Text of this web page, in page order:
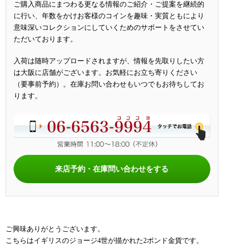
ご購入商品にまつわる更なる情報のご紹介・ご提案を継続的
に行い、年数をかけお客様のコインを趣味・実質ともにより
意味深いコレクションにしていくためのサポートをさせてい
ただいております。
入荷は随時アップロードされますが、情報を先取りしたい方
は大阪に店舗がございます。お気軽にお立ち寄りください
（要事前予約）。在庫お問い合わせもいつでもお待ちしてお
ります。
来店予約・在庫問い合わせをする
ご興味ありがとうございます。
こちらはイギリスのジョージ4世が描かれた2ポンド金貨です。